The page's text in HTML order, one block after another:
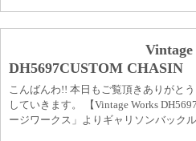
DH5697CUSTOM CHASIN
こんばんわ!! 本日もご覧頂きありがと
していきます。 【Vintage Works
ージワークス」よりギャリソンバッ